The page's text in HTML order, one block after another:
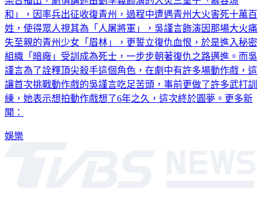
姓，使得眾人視其為「人屠將軍」，吳謹言飾演因那場大火痛
失至親的青州少女「眉林」，更誓立復仇血恨，於是進入秘密
組織「暗廠」受訓成為死士，一步步朝著復仇之路邁進。而吳
謹言為了詮釋頂尖殺手這個角色，在劇中有許多場動作戲，這
讓首次挑戰動作戲的吳謹言吃足苦頭，事前更做了許多武打訓
練，她表示想拍動作戲想了6年之久，這次終於圓夢。更多新
聞：